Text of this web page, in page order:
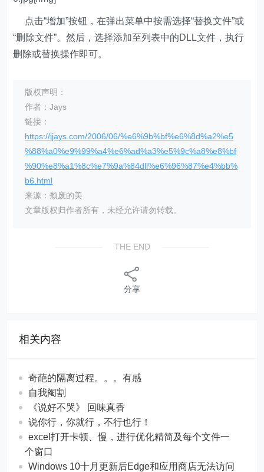
点击“增加”按钮，在弹出菜单中按需选择“替换文件”或
“删除文件”。然后，选择添加至列表中的DLL文件，执行
删除或替换操作即可。
版权声明：
作者：Jays
链接：
https://ijays.com/2006/06/%e6%9b%bf%e6%8d%a2%e5
%88%a0%e9%99%a4%e6%ad%a3%e5%9c%a8%e8%bf
%90%e8%a1%8c%e7%9a%84dll%e6%96%87%e4%bb%
b6.html
来源：颓废的美
文章版权归作者所有，未经允许请勿转载。
THE END
分享
相关内容
奇葩的隔离过程。。。有感
自我阉割
《说好不哭》 回味真香
说你行，你就行，不行也行！
excel打开卡顿、慢，进行优化精简及每个文件一
个窗口
Windows 10十月更新后Edge和应用商店无法访问